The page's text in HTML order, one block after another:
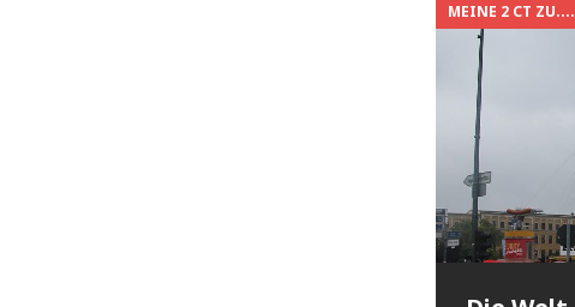
MEINE 2 CT ZU....